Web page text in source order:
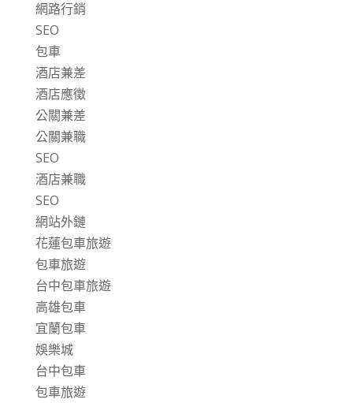
網路行銷
SEO
包車
酒店兼差
酒店應徵
公關兼差
公關兼職
SEO
酒店兼職
SEO
網站外鏈
花蓮包車旅遊
包車旅遊
台中包車旅遊
高雄包車
宜蘭包車
娛樂城
台中包車
包車旅遊